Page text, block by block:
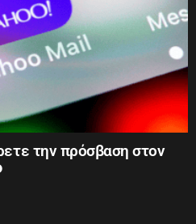
την πρόσβαση στον